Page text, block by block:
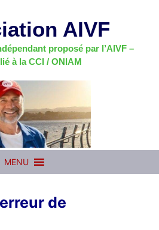
AIVF
proposé par l’AIVF –
à la CCI / ONIAM
MENU
de